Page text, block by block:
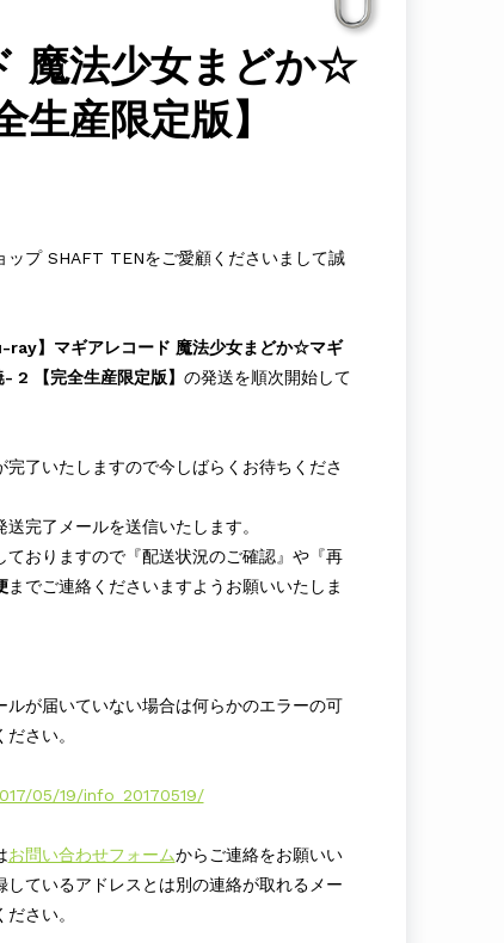
魔法少女まどか☆
産限定版】
ップ SHAFT TENをご愛顧くださいまして誠
ray】マギアレコード 魔法少女まどか☆マギ
2 【完全生産限定版】 の発送を順次開始して
了いたしますので今しばらくお待ちくださ
完了メールを送信いたします。
ておりますので『配送状況のご確認』や『再
までご連絡くださいますようお願いいたしま
ルが届いていない場合は何らかのエラーの可
さい。
05/19/info_20170519/
お問い合わせフォームからご連絡をお願いい
ているアドレスとは別の連絡が取れるメー
さい。